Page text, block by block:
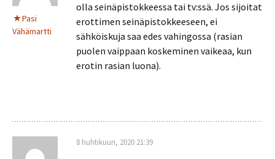
Pasi
Vähämartti
olla seinäpistokkeessa tai tv:ssä. Jos sijoitat
erottimen seinäpistokkeeseen, ei
sähköiskuja saa edes vahingossa (rasian
puolen vaippaan koskeminen vaikeaa, kun
erotin rasian luona).
8 huhtikuun, 2020 21:39